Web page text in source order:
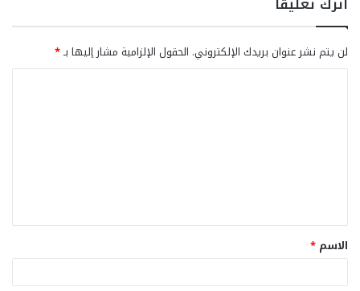
لن يتم نشر عنوان بريدك الإلكتروني. الحقول الإلزامية مشار إليها بـ*
ق
*
الاسم *